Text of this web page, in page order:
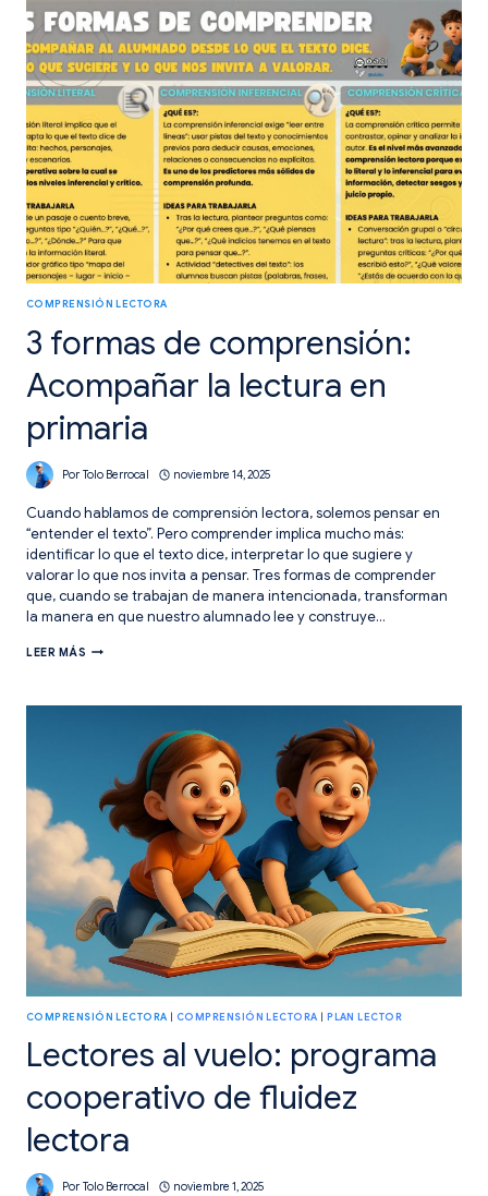
LA
LECTURA
EN
PRIMARIA
COMPRENSIÓN LECTORA
3 formas de comprensión:
Acompañar la lectura en
primaria
Por Tolo Berrocal noviembre 14, 2025
Cuando hablamos de comprensión lectora, solemos pensar en
“entender el texto”. Pero comprender implica mucho más:
identificar lo que el texto dice, interpretar lo que sugiere y
valorar lo que nos invita a pensar. Tres formas de comprender
que, cuando se trabajan de manera intencionada, transforman
la manera en que nuestro alumnado lee y construye…
LEER MÁS 3
PRIMARIA
COMPRENSIÓN LECTORA |COMPRENSIÓN LECTORA |PLAN LECTOR
Lectores al vuelo: programa
cooperativo de fluidez
lectora
Por Tolo Berrocal noviembre 1, 2025